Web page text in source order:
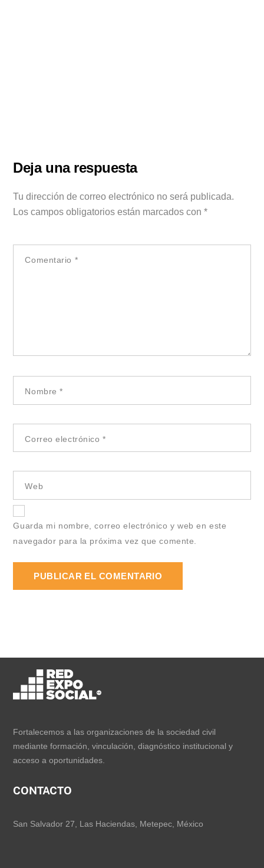
Deja una respuesta
Tu dirección de correo electrónico no será publicada.
Los campos obligatorios están marcados con*
Comentario *
Nombre*
Correo electrónico*
Web
Guarda mi nombre, correo electrónico y web en este
navegador para la próxima vez que comente.
Fortalecemos a las organizaciones de la sociedad civil
mediante formación, vinculación, diagnóstico institucional y
acceso a oportunidades.
CONTACTO
San Salvador 27, Las Haciendas, Metepec, México